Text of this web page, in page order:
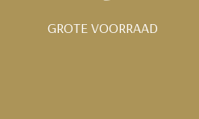
GROTE VOORRAAD